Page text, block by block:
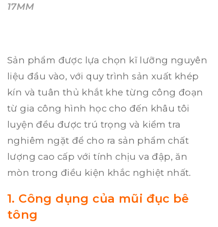
17MM
Sản phẩm được lựa chọn kĩ lưỡng nguyên
liệu đầu vào, với quy trình sản xuất khép
kín và tuân thủ khắt khe từng công đoạn
từ gia công hình học cho đến khâu tôi
luyện đều được trú trọng và kiểm tra
nghiêm ngặt để cho ra sản phẩm chất
lượng cao cấp với tính chịu va đập, ăn
mòn trong điều kiện khắc nghiệt nhất.
1. Công dụng của mũi đục bê
tông